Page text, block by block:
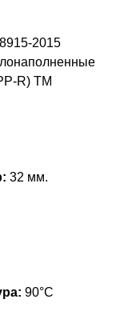
2015
R) ТМ
32 мм.
90°С